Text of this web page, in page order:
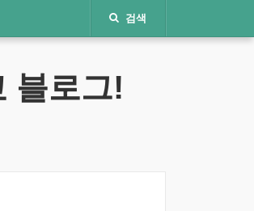
검색
블로그!